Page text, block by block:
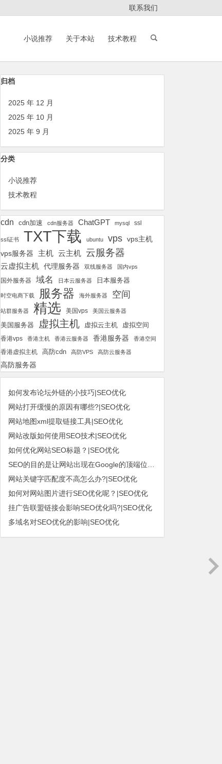
联系我们
小说推荐 关于本站 技术教程
归档
2025 年 12 月
2025 年 10 月
2025 年 9 月
分类
小说推荐
技术教程
cdn cdn加速 cdn服务器 ChatGPT mysql ssl
ssl证书 TXT下载 ubuntu vps vps主机
vps服务器
主机 云主机 云服务器
云虚拟主机 代理服务器 双线服务器 国内vps
国外服务器 域名 日本云服务器 日本服务器
时空电商下载 服务器 海外服务器 空间
站群服务器 精选 美国vps 美国云服务器
美国服务器 虚拟主机 虚拟云主机 虚拟空间
香港vps 香港主机 香港云服务器 香港服务器 香港空间
香港虚拟主机 高防cdn 高防VPS 高防云服务器
高防服务器
如何发布论坛外链的小技巧|SEO优化
网站打开缓慢的原因有哪些?|SEO优化
网站地图xml提取链接工具|SEO优化
网站改版如何使用SEO技术|SEO优化
如何优化网站SEO标题？|SEO优化
网站关键字匹配度不高怎么办?|SEO优化
如何对网站图片进行SEO优化呢？|SEO优化
挂广告联盟链接会影响SEO优化吗?|SEO优化
多域名对SEO优化的影响|SEO优化